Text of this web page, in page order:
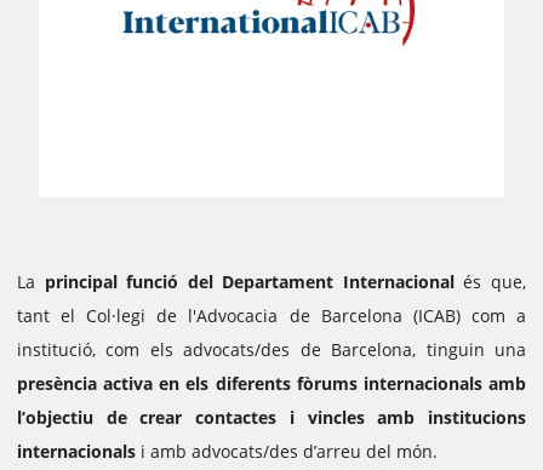
La principal funció del Departament Internacionalés que,
tant el Col·legi de l'Advocacia de Barcelona (ICAB) com a
institució, com els advocats/des de Barcelona, tinguin una
presència activa en els diferents fòrums internacionals amb
l’objectiu de crear contactes i vincles amb institucions
internacionals i amb advocats/des d’arreu del món.